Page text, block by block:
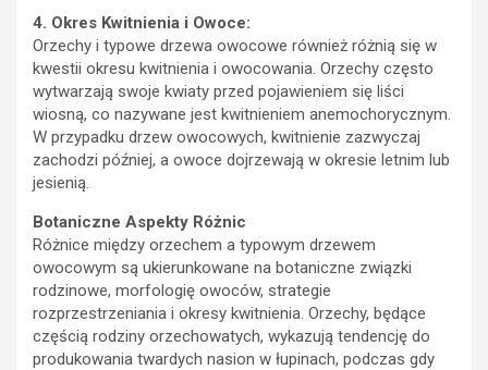
Orzechy i typowe drzewa owocowe również różnią się w
kwestii okresu kwitnienia i owocowania. Orzechy często
wytwarzają swoje kwiaty przed pojawieniem się liści
wiosną, co nazywane jest kwitnieniem anemochorycznym.
W przypadku drzew owocowych, kwitnienie zazwyczaj
zachodzi później, a owoce dojrzewają w okresie letnim lub
jesienią.
Botaniczne Aspekty Różnic
Różnice między orzechem a typowym drzewem
owocowym są ukierunkowane na botaniczne związki
rodzinowe, morfologię owoców, strategie
rozprzestrzeniania i okresy kwitnienia. Orzechy, będące
częścią rodziny orzechowatych, wykazują tendencję do
produkowania twardych nasion w łupinach, podczas gdy
tradycyjne drzewa owocowe wytwarzają miękkie, soczyste